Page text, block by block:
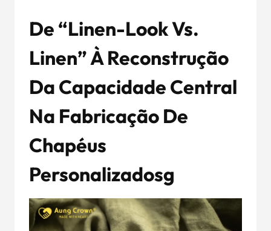
De “Linen-Look Vs.
Linen” À Reconstrução
Da Capacidade Central
Na Fabricação De
Chapéus
PersonalizadosG